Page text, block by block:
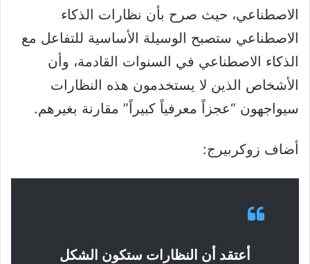
الاصطناعي، حيث صرح بأن نظارات الذكاء
الاصطناعي ستصبح الوسيلة الأساسية للتفاعل مع
الذكاء الاصطناعي في السنوات القادمة، وأن
الأشخاص الذين لا يستخدمون هذه النظارات
سيواجهون “عجزاً معرفياً كبيراً” مقارنة بغيرهم.
أضاف زوكربيرج:
أعتقد أن النظارات ستكون الشكل